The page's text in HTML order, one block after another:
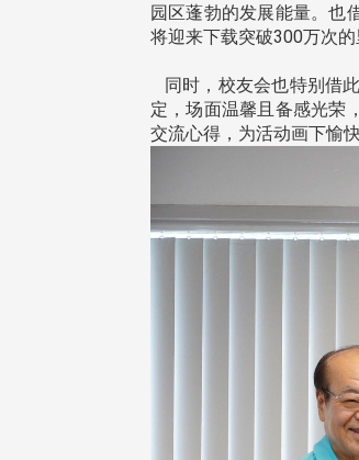
园区蓬勃的发展能量。也
将迎来下载突破300万次的
同时，校友会也特别借
定，场面温馨且备感光荣
交流心得，为活动画下愉
正，于115年6月2日(二)率政
学校友服务相关同仁莅临本 ...
30日(四)荣退
校友服务、凝
校友会活动 (海
外、县
台北市校友